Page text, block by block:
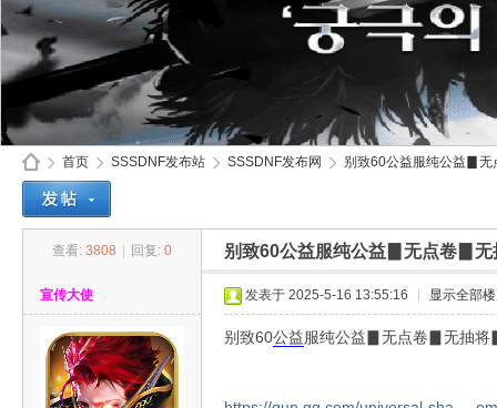
首页
›
SSSDNF发布站 SSSDNF发布网
›
别致60公益服纯公益▊
查看: 3808 回复: 0 别致60公益服纯公益▊无点卷▊
宣传大使 发表于 2025-5-16 13:55:16 显示全部
别致60公益服纯公益▊无点卷▊无抽将